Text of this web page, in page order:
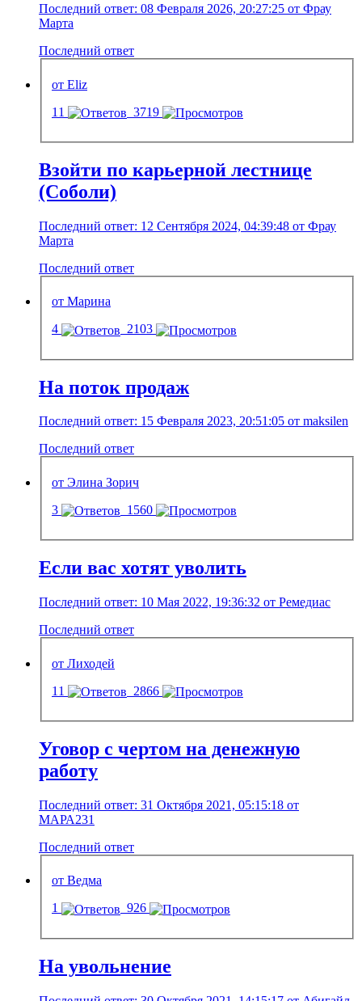
Последний ответ: 08 Февраля 2026, 20:27:25 от Фрау
Марта
Последний ответ
от Eliz
11
3719
Взойти по карьерной лестнице
(Соболи)
Последний ответ: 12 Сентября 2024, 04:39:48 от Фрау
Марта
Последний ответ
от Марина
4
2103
На поток продаж
Последний ответ: 15 Февраля 2023, 20:51:05 от maksilen
Последний ответ
от Элина Зорич
3
1560
Если вас хотят уволить
Последний ответ: 10 Мая 2022, 19:36:32 от Ремедиас
Последний ответ
от Лиходей
11
2866
Уговор с чертом на денежную
работу
Последний ответ: 31 Октября 2021, 05:15:18 от
МАРА231
Последний ответ
от Ведма
1
926
На увольнение